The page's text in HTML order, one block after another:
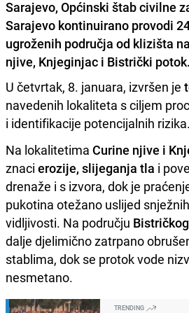
Sarajevo, Općinski štab civilne
Sarajevo kontinuirano provodi
ugroženih područja od klizišta
njive, Knjeginjac i Bistrički potok.
U četvrtak, 8. januara, izvršen je
navedenih lokaliteta s ciljem
i identifikacije potencijalnih rizika.
Na lokalitetima Curine njive i
znaci erozije, slijeganja tla i
drenaže i s izvora, dok je
pukotina otežano uslijed
vidljivosti. Na području
dalje djelimično zatrpano
stablima, dok se protok vode
nesmetano.
TRENDING